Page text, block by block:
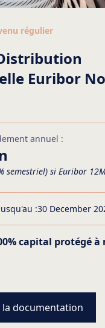
régulier
Euribor
annuel :
semestriel) si Euribor
:30 December
capital protégé
la documentation